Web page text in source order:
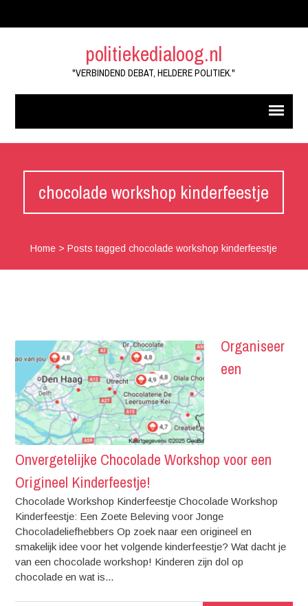
politiekedialoog.nl
"VERBINDEND DEBAT, HELDERE POLITIEK."
chocolade workshop kinderfeestje
Home >Posts tagged chocolade workshop kinderfeestje
Organiseer
een
Onvergetelijke Chocolade Workshop voor een
Origineel Kinderfeestje!
Chocolade Workshop Kinderfeestje Chocolade Workshop
Kinderfeestje: Een Zoete Beleving voor Jonge
Chocoladeliefhebbers Op zoek naar een origineel en
smakelijk idee voor het volgende kinderfeestje? Wat dacht je
van een chocolade workshop! Kinderen zijn dol op
chocolade en wat is...